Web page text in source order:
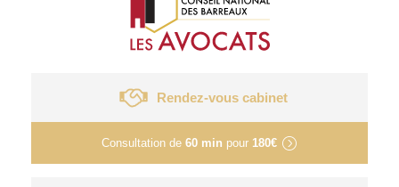
Rendez-vous cabinet
Consultation de 60 min pour 180€